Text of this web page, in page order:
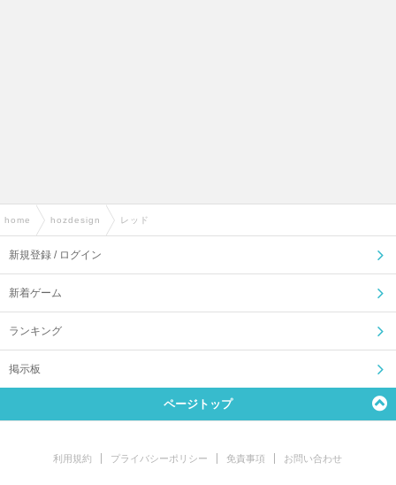
home › hozdesign › レッド
新規登録 / ログイン
新着ゲーム
ランキング
掲示板
ページトップ
利用規約 プライバシーポリシー 免責事項 お問い合わせ